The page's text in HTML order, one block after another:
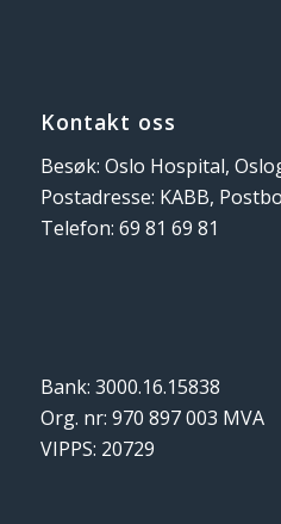
Kontakt oss
Besøk: Oslo Hospital,
Postadresse: KABB,
Telefon: 69 81 69 81
Bank: 3000.16.15838
Org. nr: 970 897 003 MVA
VIPPS: 20729